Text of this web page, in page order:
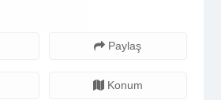
Paylaş
Konum